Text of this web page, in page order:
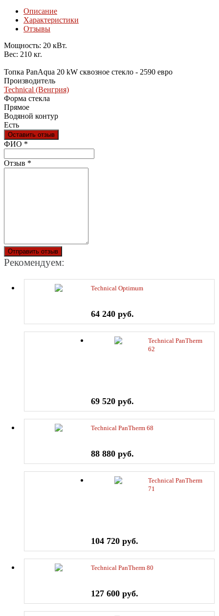
Описание
Характеристики
Отзывы
Мощность: 20 кВт.
Вес: 210 кг.
Топка PanAqua 20 kW сквозное стекло - 2590 евро
Производитель
Technical (Венгрия)
Форма стекла
Прямое
Водяной контур
Есть
Оставить отзыв
Ваш отзыв был отправлен!
ФИО *
Отзыв *
Отправить отзыв
Рекомендуем:
Technical Optimum
64 240 руб.
Technical PanTherm
62
69 520 руб.
Technical PanTherm 68
88 880 руб.
Technical PanTherm
71
104 720 руб.
Technical PanTherm 80
127 600 руб.